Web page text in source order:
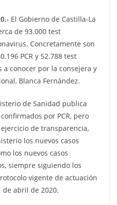
El Gobierno de Castilla-La
de 93.000 test
Concretamente son
PCR y 52.788 test
a conocer por la consejera y
Blanca Fernández.
de Sanidad publica
por PCR, pero
de transparencia,
los nuevos casos
los nuevos casos
siempre siguiendo los
vigente de actuación
de abril de 2020.